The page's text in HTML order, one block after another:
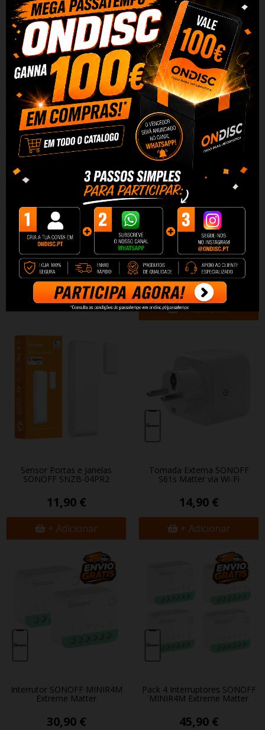
Fita Led Inteligente Switchbot
RGBICWW
43,90 €
+ Adicionar
Fita Luz Led Neon Inteligente
Switchbot
44,90 €
+ Adicionar
Fita Luz Neon Inteligente Led
69,90 €
+ Adicionar
Interruptor Wireless
Recarregável SWITCHBOT C1
29,90 €
+ Adicionar
Sensor Portas e Janelas
SONOFF SNZB-04PR2
11,90 €
+ Adicionar
Tomada Externa SONOFF
S61s Matter via Wi-Fi
14,90 €
+ Adicionar
Interrutor SONOFF MINIR4M
Extreme Matter
30,90 €
Pack 4 Interruptores SONOFF
MINIR4M Extreme Matter
45,90 €